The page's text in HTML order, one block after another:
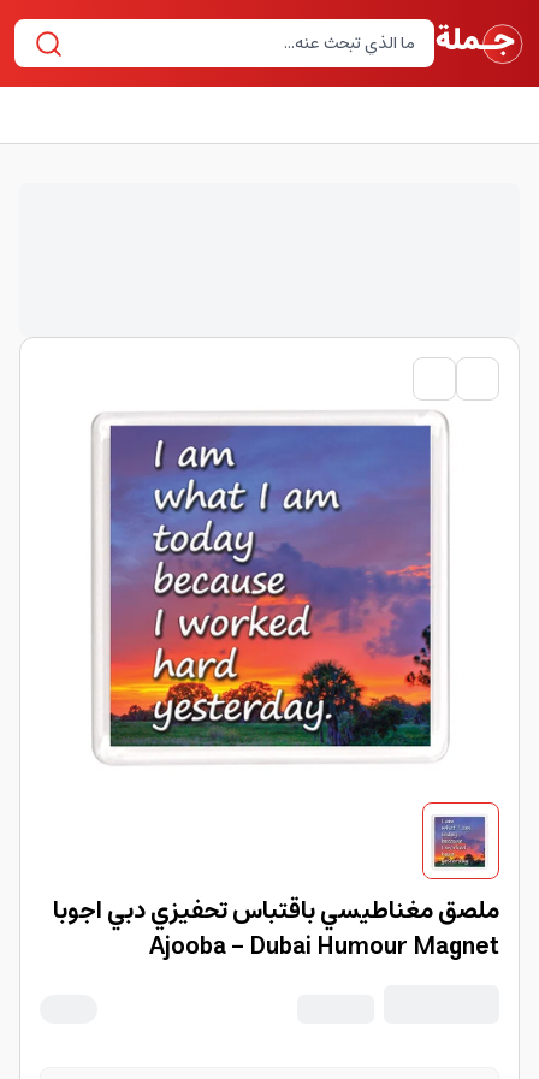
ملصق مغناطيسي باقتباس تحفيزي دبي اجوبا
Ajooba - Dubai Humour Magnet